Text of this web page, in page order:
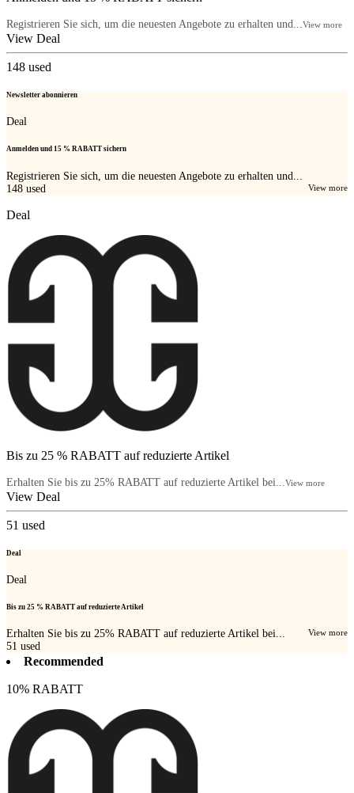
Registrieren Sie sich, um die neuesten Angebote zu erhalten und... View more
View Deal
148 used
Newsletter abonnieren
Deal
Anmelden und 15 % RABATT sichern
Registrieren Sie sich, um die neuesten Angebote zu erhalten und...
View more
148 used
Deal
Bis zu 25 % RABATT auf reduzierte Artikel
Erhalten Sie bis zu 25% RABATT auf reduzierte Artikel bei... View more
View Deal
51 used
Deal
Deal
Bis zu 25 % RABATT auf reduzierte Artikel
Erhalten Sie bis zu 25% RABATT auf reduzierte Artikel bei... View more
51 used
Recommended
10% RABATT